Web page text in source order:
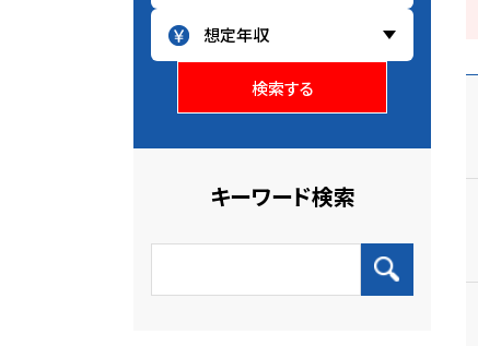
検索する
キーワード検索